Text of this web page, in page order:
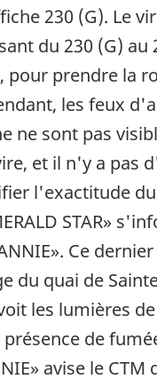
230 (G). Le
du 230 (G) au
pour prendre la
les feux
ne sont pas
et il n'y a pas
l'exactitude
STAR»
Ce
du quai de
les lumières
de
avise le CTM